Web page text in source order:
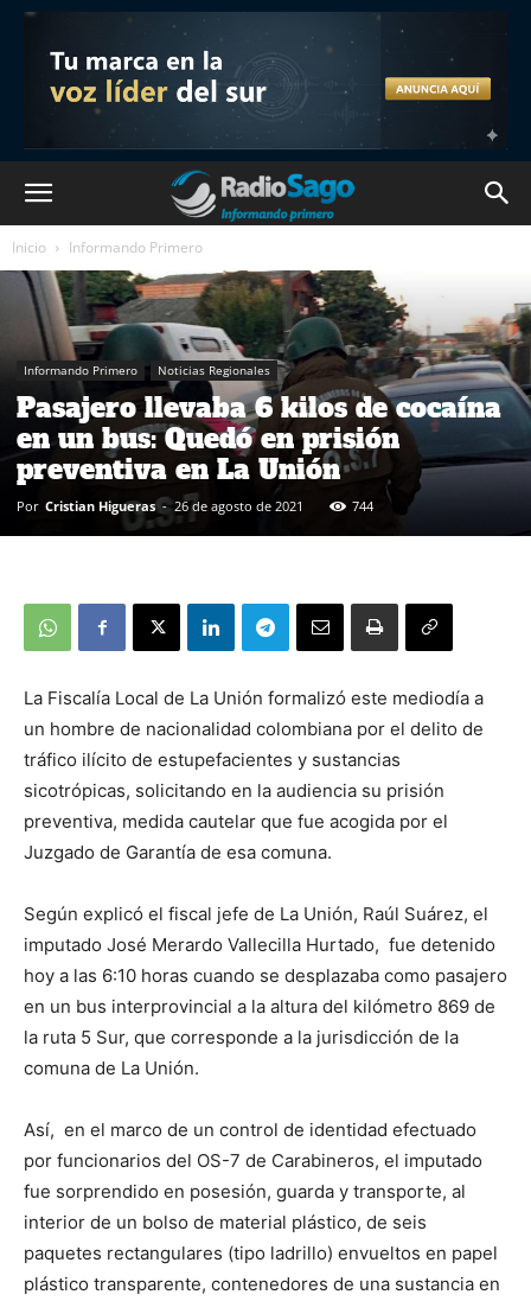
Inicio Informando Primero
Informando Primero Noticias Regionales
Pasajero llevaba 6 kilos de cocaína
en un bus: Quedó en prisión
preventiva en La Unión
Por Cristian Higueras - 26 de agosto de 2021 744
La Fiscalía Local de La Unión formalizó este mediodía a
un hombre de nacionalidad colombiana por el delito de
tráfico ilícito de estupefacientes y sustancias
sicotrópicas, solicitando en la audiencia su prisión
preventiva, medida cautelar que fue acogida por el
Juzgado de Garantía de esa comuna.
Según explicó el fiscal jefe de La Unión, Raúl Suárez, el
imputado José Merardo Vallecilla Hurtado, fue detenido
hoy a las 6:10 horas cuando se desplazaba como pasajero
en un bus interprovincial a la altura del kilómetro 869 de
la ruta 5 Sur, que corresponde a la jurisdicción de la
comuna de La Unión.
Así, en el marco de un control de identidad efectuado
por funcionarios del OS-7 de Carabineros, el imputado
fue sorprendido en posesión, guarda y transporte, al
interior de un bolso de material plástico, de seis
paquetes rectangulares (tipo ladrillo) envueltos en papel
plástico transparente, contenedores de una sustancia en